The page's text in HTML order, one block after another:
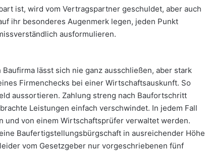
ist, wird vom Vertragspartner geschuldet, aber auch
ihr besonderes Augenmerk legen, jeden Punkt
ausformulieren.
lässt sich nie ganz ausschließen, aber stark
Firmenchecks bei einer Wirtschaftsauskunft. So
aussortieren. Zahlung streng nach Baufortschritt
Leistungen einfach verschwindet. In jedem Fall
und von einem Wirtschaftsprüfer verwaltet werden.
Baufertigstellungsbürgschaft in ausreichender Höhe
vom Gesetzgeber nur vorgeschriebenen fünf